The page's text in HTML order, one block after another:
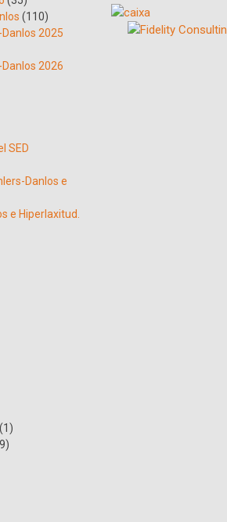
(110)
2025
2026
SED
Danlos e
e Hiperlaxitud.
(1)